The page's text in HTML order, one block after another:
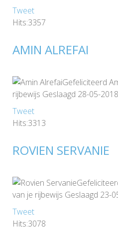
Tweet
Hits:3357
AMIN ALREFAI
Gefeliciteerd
rijbewijs Geslaagd 28-05-2018
Tweet
Hits:3313
ROVIEN SERVANIE
van je rijbewijs Geslaagd 23-
Tweet
Hits:3078